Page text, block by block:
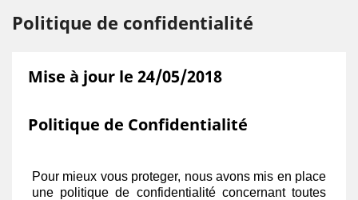
Politique de confidentialité
Mise à jour le 24/05/2018
Politique de Confidentialité
Pour mieux vous proteger, nous avons mis en place
une politique de confidentialité concernant toutes